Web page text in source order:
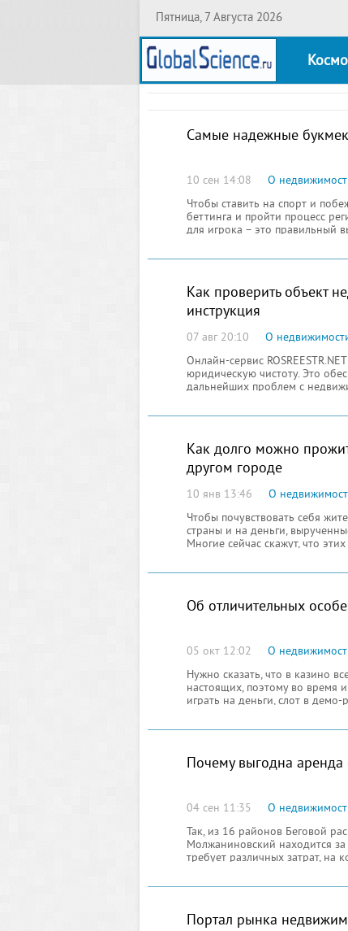
Пятница, 7 Августа 2026
Самые надежные
10 сен 14:08
О
Чтобы ставить на спорт и
беттинга и пройти процесс
для игрока – это правильный
Как проверить объект
инструкция
07 авг 20:10
О
Онлайн-сервис
юридическую чистоту. Это
дальнейших проблем с
Как долго можно
другом городе
10 янв 13:46
О
Чтобы почувствовать себя
страны и на деньги,
Многие сейчас скажут, что
Об отличительных
05 окт 12:02
О
Нужно сказать, что в казино
настоящих, поэтому во время
играть на деньги, слот в
Почему выгодна
04 сен 11:35
О
Так, из 16 районов Беговой
Молжаниновский находится
требует различных затрат, на
Портал рынка